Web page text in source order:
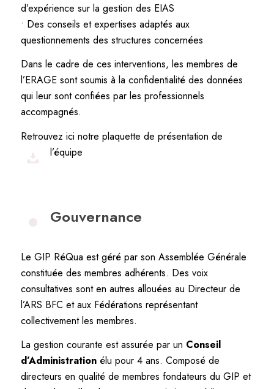
d’expérience sur la gestion des EIAS
• Des conseils et expertises adaptés aux
questionnements des structures concernées
Dans le cadre de ces interventions, les membres de
l’ERAGE sont soumis à la confidentialité des données
qui leur sont confiées par les professionnels
accompagnés.
Retrouvez ici notre plaquette de présentation de
l’équipe
Gouvernance
Le GIP RéQua est géré par son Assemblée Générale
constituée des membres adhérents. Des voix
consultatives sont en autres allouées au Directeur de
l’ARS BFC et aux Fédérations représentant
collectivement les membres.
La gestion courante est assurée par un Conseil
d’Administrationélu pour 4 ans. Composé de
directeurs en qualité de membres fondateurs du GIP et